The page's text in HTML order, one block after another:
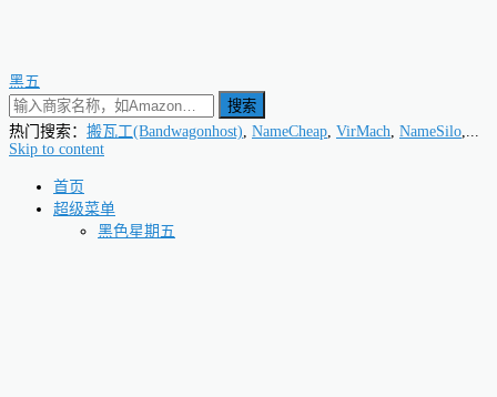
黑五
搜索
热门搜索： 搬瓦工(Bandwagonhost), NameCheap, VirMach, NameSilo,...
Skip to content
首页
超级菜单
黑色星期五